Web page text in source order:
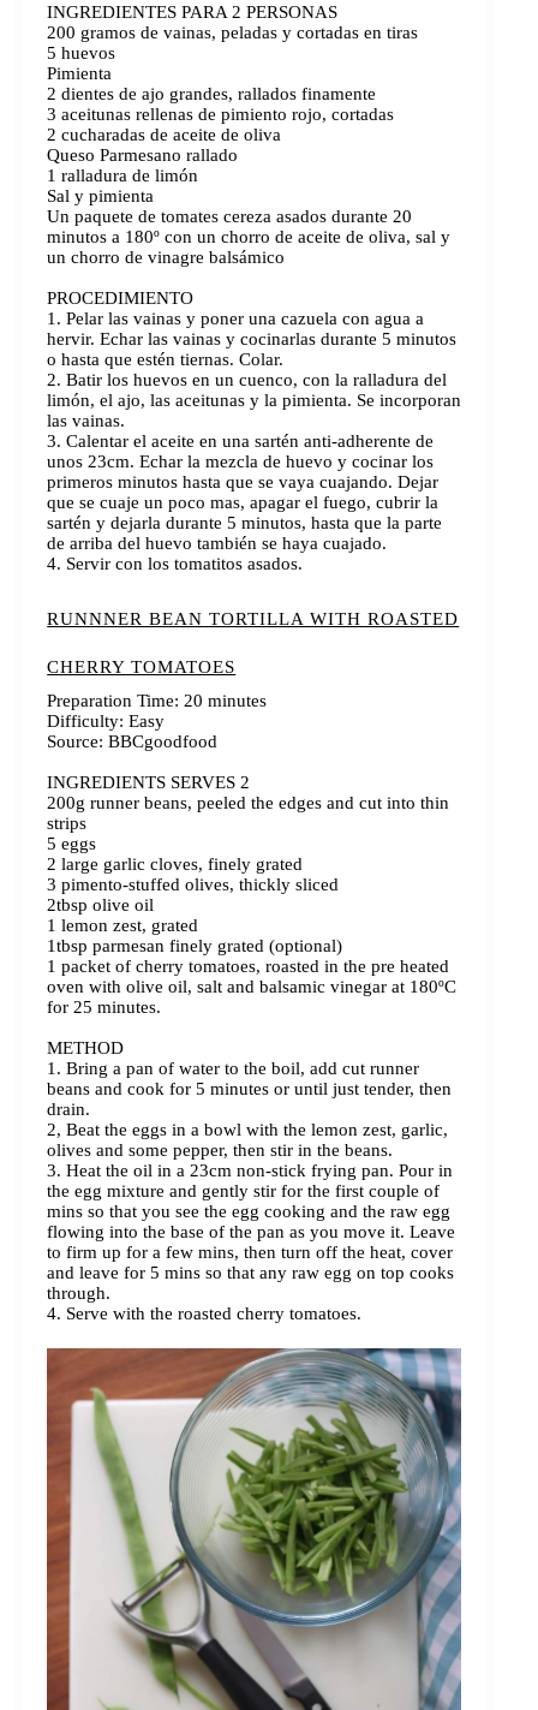
INGREDIENTES PARA 2 PERSONAS
200 gramos de vainas, peladas y cortadas en tiras
5 huevos
Pimienta
2 dientes de ajo grandes, rallados finamente
3 aceitunas rellenas de pimiento rojo, cortadas
2 cucharadas de aceite de oliva
Queso Parmesano rallado
1 ralladura de limón
Sal y pimienta
Un paquete de tomates cereza asados durante 20
minutos a 180º con un chorro de aceite de oliva, sal y
un chorro de vinagre balsámico
PROCEDIMIENTO
1. Pelar las vainas y poner una cazuela con agua a
hervir. Echar las vainas y cocinarlas durante 5 minutos
o hasta que estén tiernas. Colar.
2. Batir los huevos en un cuenco, con la ralladura del
limón, el ajo, las aceitunas y la pimienta. Se incorporan
las vainas.
3. Calentar el aceite en una sartén anti-adherente de
unos 23cm. Echar la mezcla de huevo y cocinar los
primeros minutos hasta que se vaya cuajando. Dejar
que se cuaje un poco mas, apagar el fuego, cubrir la
sartén y dejarla durante 5 minutos, hasta que la parte
de arriba del huevo también se haya cuajado.
4. Servir con los tomatitos asados.
RUNNNER BEAN TORTILLA WITH ROASTED
CHERRY TOMATOES
Preparation Time: 20 minutes
Difficulty: Easy
Source: BBCgoodfood
INGREDIENTS SERVES 2
200g runner beans, peeled the edges and cut into thin
strips
5 eggs
2 large garlic cloves, finely grated
3 pimento-stuffed olives, thickly sliced
2tbsp olive oil
1 lemon zest, grated
1tbsp parmesan finely grated (optional)
1 packet of cherry tomatoes, roasted in the pre heated
oven with olive oil, salt and balsamic vinegar at 180ºC
for 25 minutes.
METHOD
1. Bring a pan of water to the boil, add cut runner
beans and cook for 5 minutes or until just tender, then
drain.
2, Beat the eggs in a bowl with the lemon zest, garlic,
olives and some pepper, then stir in the beans.
3. Heat the oil in a 23cm non-stick frying pan. Pour in
the egg mixture and gently stir for the first couple of
mins so that you see the egg cooking and the raw egg
flowing into the base of the pan as you move it. Leave
to firm up for a few mins, then turn off the heat, cover
and leave for 5 mins so that any raw egg on top cooks
through.
4. Serve with the roasted cherry tomatoes.